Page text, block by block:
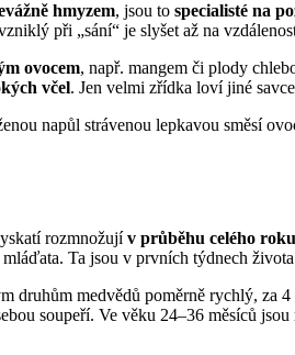
hmyzem, jsou to specialisté na
při „sání“ je slyšet až na
ovocem, např. mangem či plody
včel. Jen velmi zřídka loví jiné
napůl strávenou lepkavou směsí
rozmnožujív průběhu celého roku
Ta jsou v prvních týdnech
druhům medvědů poměrně rychlý, za
soupeří. Ve věku 24–36 měsíců